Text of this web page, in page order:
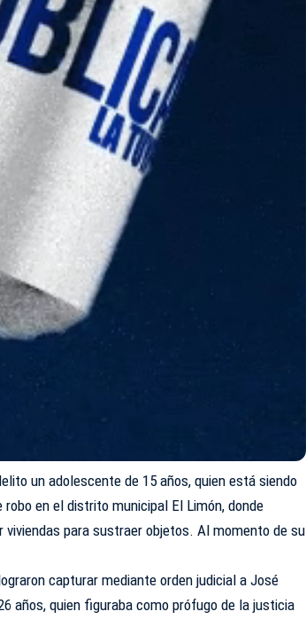
un adolescente de 15 años, quien está siendo
en el distrito municipal El Limón, donde
para sustraer objetos. Al momento de su
capturar mediante orden judicial a José
años, quien figuraba como prófugo de la justicia